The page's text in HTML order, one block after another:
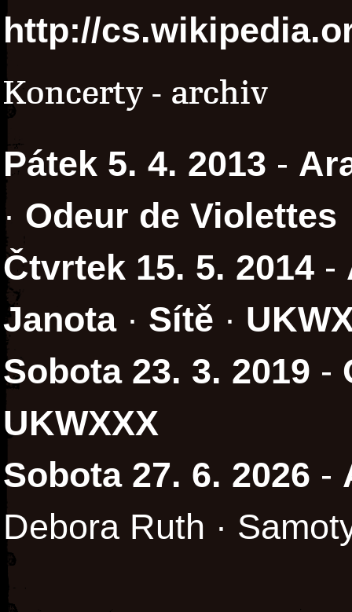
http://
Koncerty - archiv
Pátek 5. 4. 2013 -
· Odeur de Violettes
Čtvrtek 15. 5. 2014 -
Janota· Sítě ·
Sobota 23. 3. 2019 -
UKWXXX
Sobota 27. 6. 2026 -
Debora Ruth ·